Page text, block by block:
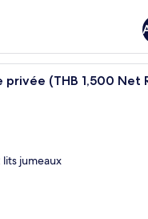
privée (THB 1,500 Net
lits jumeaux